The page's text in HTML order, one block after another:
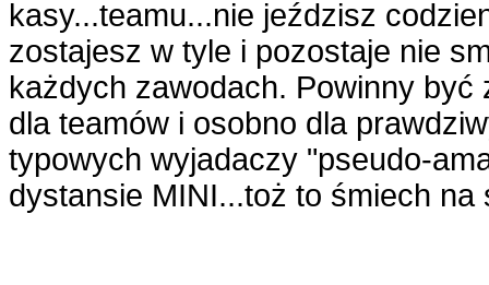
kasy...teamu...nie jeździsz
zostajesz w tyle i pozostaje nie
każdych zawodach. Powinny
dla teamów i osobno dla
typowych wyjadaczy "pseudo-
dystansie MINI...toż to śmiech na